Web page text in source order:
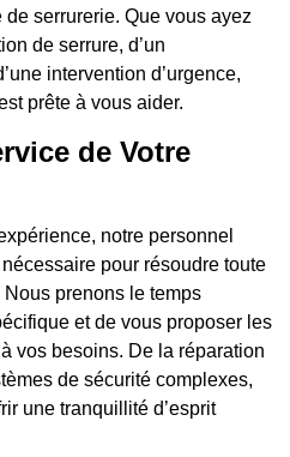
serrurerie. Que vous ayez
de serrure, d’un
intervention d’urgence,
prête à vous aider.
de Votre
notre personnel
pour résoudre toute
prenons le temps
et de vous proposer les
vos besoins. De la réparation
de sécurité complexes,
une tranquillité d’esprit